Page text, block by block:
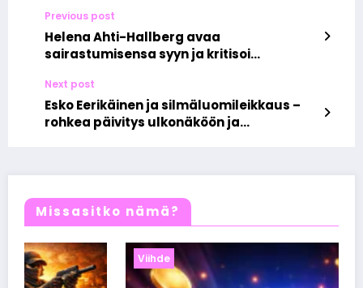
Previous post
Helena Ahti-Hallberg avaa
sairastumisensa syyn ja kritisoi
Next post
Esko Eerikäinen ja silmäluomileikkaus –
rohkea päivitys ulkonäköön ja
Missasitko nämä?
Viihde